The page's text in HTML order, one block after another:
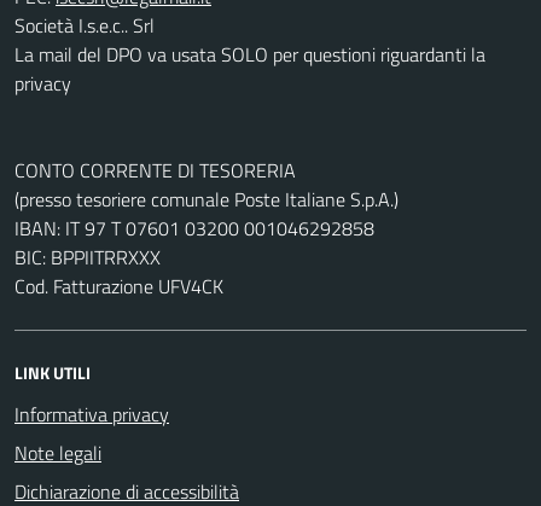
Società I.s.e.c.. Srl
La mail del DPO va usata SOLO per questioni riguardanti la
privacy
CONTO CORRENTE DI TESORERIA
(presso tesoriere comunale Poste Italiane S.p.A.)
IBAN: IT 97 T 07601 03200 001046292858
BIC: BPPIITRRXXX
Cod. Fatturazione UFV4CK
LINK UTILI
Informativa privacy
Note legali
Dichiarazione di accessibilità